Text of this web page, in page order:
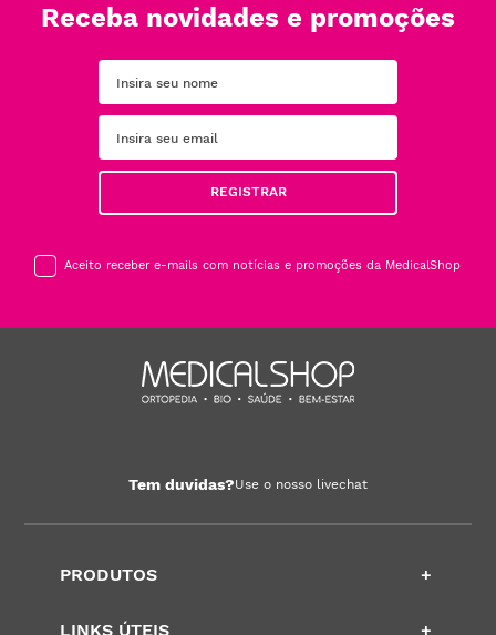
Receba novidades e promoções
REGISTRAR
Aceito receber e-mails com notícias e promoções da MedicalShop
Tem duvidas?Use o nosso livechat
PRODUTOS +
LINKS ÚTEIS +